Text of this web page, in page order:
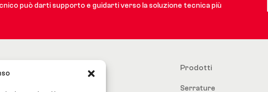
può darti supporto e guidarti verso la soluzione tecnica più
Prodotti
Serrature